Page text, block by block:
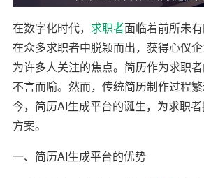
在数字化时代， 求职者面临着前所未
在众多求职者中脱颖而出，获得心仪
为许多人关注的焦点。简历作为求职者
不言而喻。然而，传统简历制作过程
今，简历AI生成平台的诞生，为求职
方案。
一、简历AI生成平台的优势